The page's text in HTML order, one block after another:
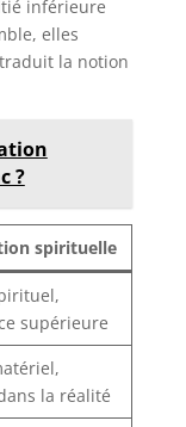
inférieure
elles
la notion
?
spirituelle
supérieure
la réalité